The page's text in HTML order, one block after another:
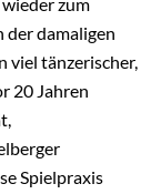
zum
der damaligen
viel tänzerischer,
20 Jahren
Spielpraxis